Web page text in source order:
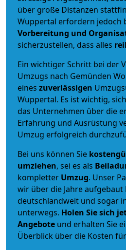
über große Distanzen
Wuppertal erfordern jedoch
Vorbereitung und
sicherzustellen, dass alles
Ein wichtiger Schritt bei der
Umzugs nach Gemünden
eines zuverlässigen
Wuppertal. Es ist wichtig,
das Unternehmen über die
Erfahrung und Ausrüstung
Umzug erfolgreich
Bei uns können Sie
umziehen, sei es als
kompletter Umzug. Unser
wir über die Jahre aufgebaut
deutschlandweit und sogar
unterwegs. Holen Sie sich
Angebote und erhalten Sie
Überblick über die Kosten